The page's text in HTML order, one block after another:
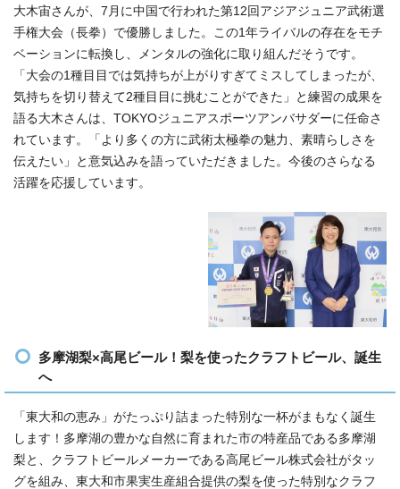
大木宙さんが、7月に中国で行われた第12回アジアジュニア武術選
手権大会（長拳）で優勝しました。この1年ライバルの存在をモチ
ベーションに転換し、メンタルの強化に取り組んだそうです。
「大会の1種目目では気持ちが上がりすぎてミスしてしまったが、
気持ちを切り替えて2種目目に挑むことができた」と練習の成果を
語る大木さんは、TOKYOジュニアスポーツアンバサダーに任命さ
れています。「より多くの方に武術太極拳の魅力、素晴らしさを
伝えたい」と意気込みを語っていただきました。今後のさらなる
活躍を応援しています。
多摩湖梨×高尾ビール！梨を使ったクラフトビール、誕生
へ
「東大和の恵み」がたっぷり詰まった特別な一杯がまもなく誕生
します！多摩湖の豊かな自然に育まれた市の特産品である多摩湖
梨と、クラフトビールメーカーである高尾ビール株式会社がタッ
グを組み、東大和市果実生産組合提供の梨を使った特別なクラフ